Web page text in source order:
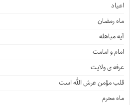
اعیاد
ماه رمضان
آیه مباهله
امام و امامت
عرفه ی ولایت
قلب مؤمن عرش الله است
ماه محرم